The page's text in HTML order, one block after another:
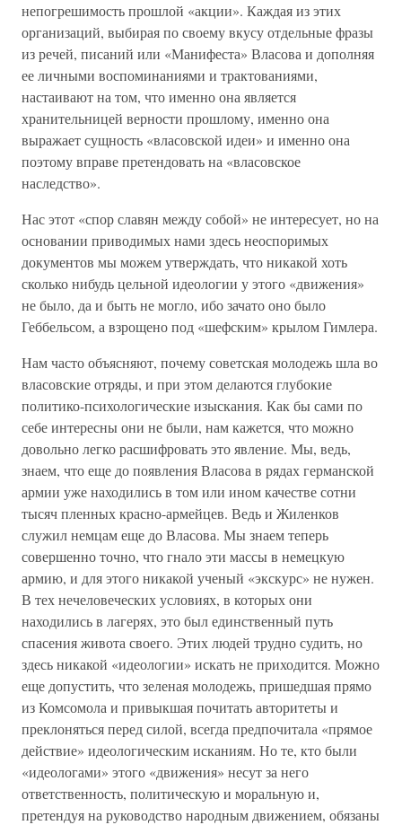
непогрешимость прошлой «акции». Каждая из этих
организаций, выбирая по своему вкусу отдельные фразы
из речей, писаний или «Манифеста» Власова и дополняя
ее личными воспоминаниями и трактованиями,
настаивают на том, что именно она является
хранительницей верности прошлому, именно она
выражает сущность «власовской идеи» и именно она
поэтому вправе претендовать на «власовское
наследство».
Нас этот «спор славян между собой» не интересует, но на
основании приводимых нами здесь неоспоримых
документов мы можем утверждать, что никакой хоть
сколько нибудь цельной идеологии у этого «движения»
не было, да и быть не могло, ибо зачато оно было
Геббельсом, а взрощено под «шефским» крылом Гимлера.
Нам часто объясняют, почему советская молодежь шла во
власовские отряды, и при этом делаются глубокие
политико-психологические изыскания. Как бы сами по
себе интересны они не были, нам кажется, что можно
довольно легко расшифровать это явление. Мы, ведь,
знаем, что еще до появления Власова в рядах германской
армии уже находились в том или ином качестве сотни
тысяч пленных красно-армейцев. Ведь и Жиленков
служил немцам еще до Власова. Мы знаем теперь
совершенно точно, что гнало эти массы в немецкую
армию, и для этого никакой ученый «экскурс» не нужен.
В тех нечеловеческих условиях, в которых они
находились в лагерях, это был единственный путь
спасения живота своего. Этих людей трудно судить, но
здесь никакой «идеологии» искать не приходится. Можно
еще допустить, что зеленая молодежь, пришедшая прямо
из Комсомола и привыкшая почитать авторитеты и
преклоняться перед силой, всегда предпочитала «прямое
действие» идеологическим исканиям. Но те, кто были
«идеологами» этого «движения» несут за него
ответственность, политическую и моральную и,
претендуя на руководство народным движением, обязаны